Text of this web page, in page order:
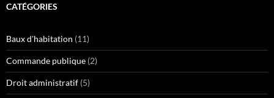
CATÉGORIES
Baux d'habitation (11)
Commande publique (2)
Droit administratif (5)